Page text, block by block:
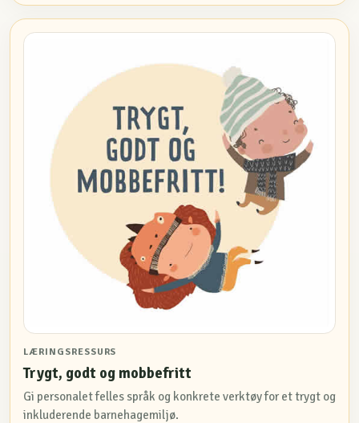
LÆRINGSRESSURS
Trygt, godt og mobbefritt
Gi personalet felles språk og konkrete verktøy for et trygt og
inkluderende barnehagemiljø.